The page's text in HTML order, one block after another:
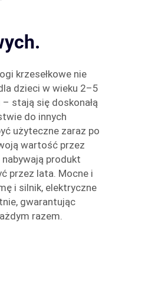
krzesełkowe nie
dzieci w wieku 2–5
– stają się doskonałą
do innych
użyteczne zaraz po
wartość przez
produkt
przez lata. Mocne i
i silnik, elektryczne
gwarantując
razem.